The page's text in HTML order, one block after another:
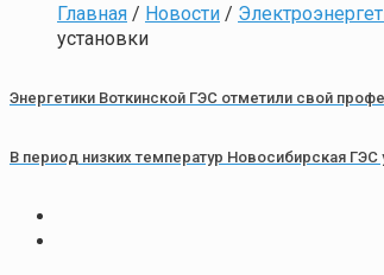
Главная / Новости /
установки
Энергетики Воткинской ГЭС отметили свой
В период низких температур Новосибирская